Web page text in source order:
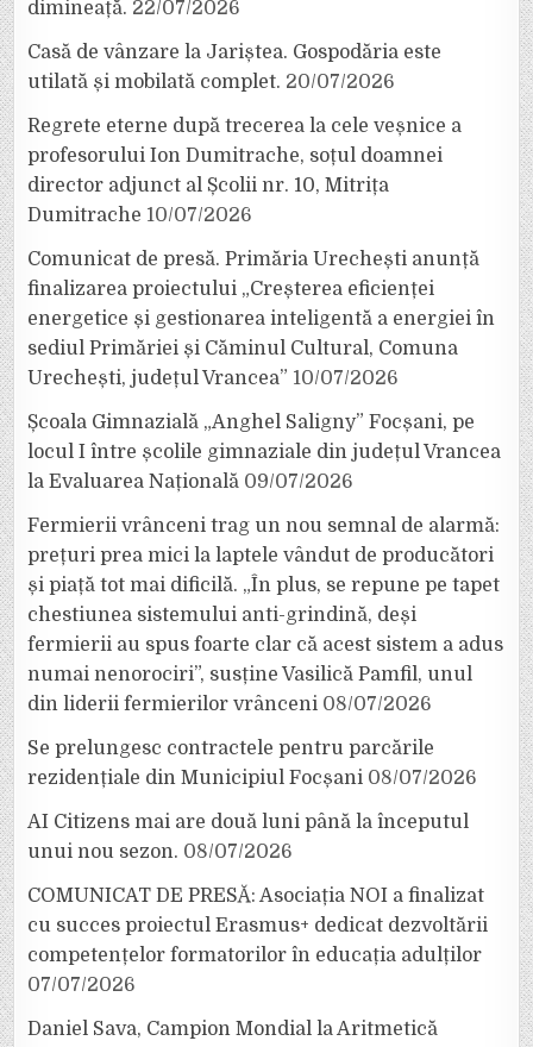
dimineață. 22/07/2026
Casă de vânzare la Jariștea. Gospodăria este
utilată și mobilată complet. 20/07/2026
Regrete eterne după trecerea la cele veșnice a
profesorului Ion Dumitrache, soțul doamnei
director adjunct al Școlii nr. 10, Mitrița
Dumitrache 10/07/2026
Comunicat de presă. Primăria Urechești anunță
finalizarea proiectului „Creșterea eficienței
energetice și gestionarea inteligentă a energiei în
sediul Primăriei și Căminul Cultural, Comuna
Urechești, județul Vrancea” 10/07/2026
Școala Gimnazială „Anghel Saligny” Focșani, pe
locul I între școlile gimnaziale din județul Vrancea
la Evaluarea Națională 09/07/2026
Fermierii vrânceni trag un nou semnal de alarmă:
prețuri prea mici la laptele vândut de producători
și piață tot mai dificilă. „În plus, se repune pe tapet
chestiunea sistemului anti-grindină, deși
fermierii au spus foarte clar că acest sistem a adus
numai nenorociri”, susține Vasilică Pamfil, unul
din liderii fermierilor vrânceni 08/07/2026
Se prelungesc contractele pentru parcările
rezidențiale din Municipiul Focșani 08/07/2026
AI Citizens mai are două luni până la începutul
unui nou sezon. 08/07/2026
COMUNICAT DE PRESĂ: Asociația NOI a finalizat
cu succes proiectul Erasmus+ dedicat dezvoltării
competențelor formatorilor în educația adulților
07/07/2026
Daniel Sava, Campion Mondial la Aritmetică